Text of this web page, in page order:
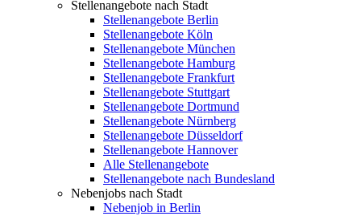
Stellenangebote nach Stadt
Stellenangebote Berlin
Stellenangebote Köln
Stellenangebote München
Stellenangebote Hamburg
Stellenangebote Frankfurt
Stellenangebote Stuttgart
Stellenangebote Dortmund
Stellenangebote Nürnberg
Stellenangebote Düsseldorf
Stellenangebote Hannover
Alle Stellenangebote
Stellenangebote nach Bundesland
Nebenjobs nach Stadt
Nebenjob in Berlin